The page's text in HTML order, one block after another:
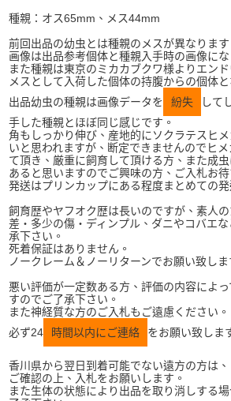
種親：オス65mm、メス44mm
前回出品の幼虫とは種親のメスが異なります
画像は出品参考個体と種親入手時の画像にな
また種親は東京のミカカブクワ様よりエン
メスとして入荷した個体の持腹からの個体と
出品幼虫の種親は画像データを
紛失
して
手した種親とほぼ同じ感じです。
角もしっかり伸び、産地的にソクラテスヒ
いと思われますが、断定できませんのでヒ
て頂き、厳重に飼育して頂ける方、また成
あると思いますのでご興味の方、ご入札お待
発送はプリンカップにある程度まとめての
飼育歴やヤフオク歴は長いのですが、素人
差・多少の傷・ディンプル、ダニやコバエ
承下さい。
死着保証はありません。
ノークレーム＆ノーリターンでお願い致しま
悪い評価が一定数ある方、評価の内容によ
すのでご了承下さい。
また神経質な方のご入札もご遠慮ください
必ず24
時間以内にご連絡 をお願い致しま
香川県から翌日到着可能でない遠方の方は
ご確認の上、入札をお願いします。
また生体の状態により出品を取り消しする